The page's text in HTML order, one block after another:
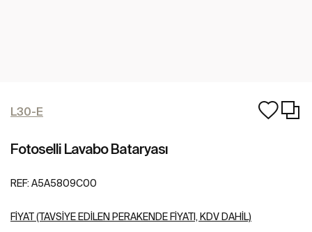
L30-E
Fotoselli Lavabo Bataryası
REF: A5A5809C00
FIYAT (TAVSIYE EDILEN PERAKENDE FIYATI, KDV DAHIL)